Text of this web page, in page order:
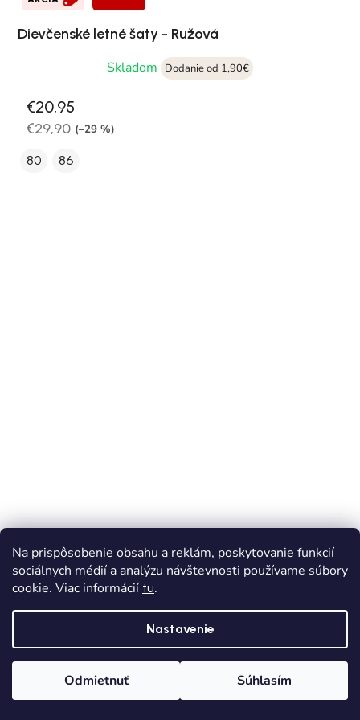
Na prispôsobenie obsahu a reklám, poskytovanie funkcií
sociálnych médií a analýzu návštevnosti používame súbory
cookie. Viac informácií tu.
Nastavenie
Odmietnuť Súhlasím
Dievčenské letné šaty - Ružová
Skladom
Dodanie od 1,90€
€20,95
€29,90 (–29 %)
80 86
Dievčenské letné šaty - Cyklámenová
Skladom Dodanie od 1,90€
€18,15
€25,90 (–29 %)
86